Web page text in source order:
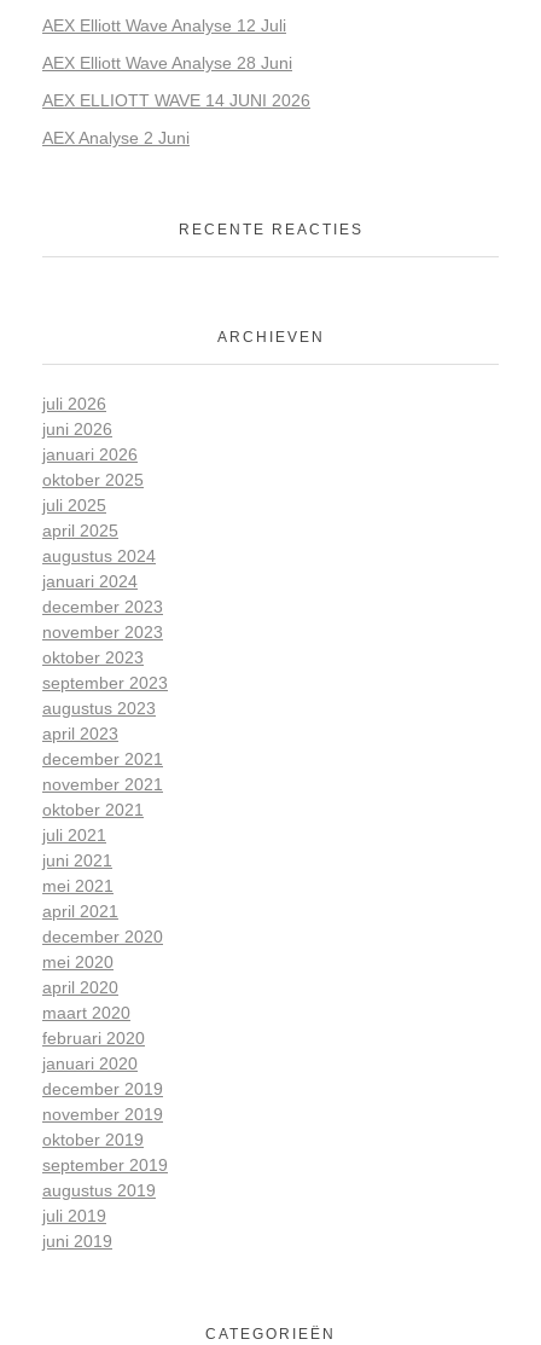
AEX Elliott Wave Analyse 12 Juli
AEX Elliott Wave Analyse 28 Juni
AEX ELLIOTT WAVE 14 JUNI 2026
AEX Analyse 2 Juni
RECENTE REACTIES
ARCHIEVEN
juli 2026
juni 2026
januari 2026
oktober 2025
juli 2025
april 2025
augustus 2024
januari 2024
december 2023
november 2023
oktober 2023
september 2023
augustus 2023
april 2023
december 2021
november 2021
oktober 2021
juli 2021
juni 2021
mei 2021
april 2021
december 2020
mei 2020
april 2020
maart 2020
februari 2020
januari 2020
december 2019
november 2019
oktober 2019
september 2019
augustus 2019
juli 2019
juni 2019
CATEGORIEËN